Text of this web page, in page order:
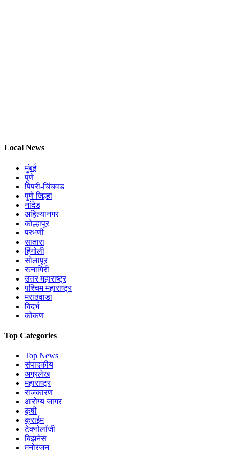
Local News
मुंबई
पुणे
पिंपरी-चिंचवड
पुणे जिल्हा
नांदेड
अहिल्यानगर
कोल्हापूर
परभणी
सातारा
हिंगोली
सोलापूर
रत्नागिरी
उत्तर महाराष्ट्र
पश्चिम महाराष्ट्र
मराठवाडा
विदर्भ
कोंकण
Top Categories
Top News
संपादकीय
अग्रलेख
महाराष्ट्र
राजकारण
आरोग्य जागर
कृषी
क्राईम
टेक्नोलॉजी
बिझनेस
मनोरंजन